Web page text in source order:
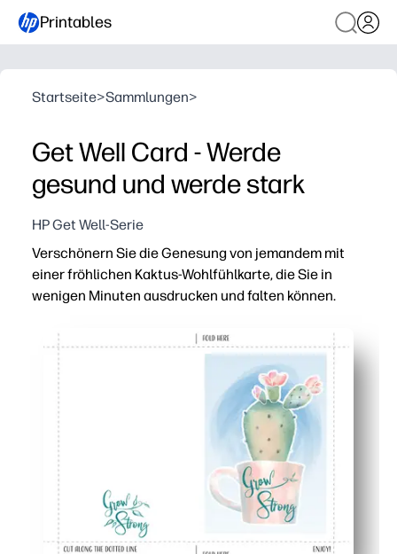
Printables
Startseite>Sammlungen>
Get Well Card - Werde
gesund und werde stark
HP Get Well-Serie
Verschönern Sie die Genesung von jemandem mit
einer fröhlichen Kaktus-Wohlfühlkarte, die Sie in
wenigen Minuten ausdrucken und falten können.
Keine Vorbereitung — einfach auf Standardpapier
Aufmunterndes Design — ein süßer Kaktus und eine
Persönliche Note — lassen Sie Kindern und
Vielseitig — ideal für Klassenzimmer, Pflegepakete